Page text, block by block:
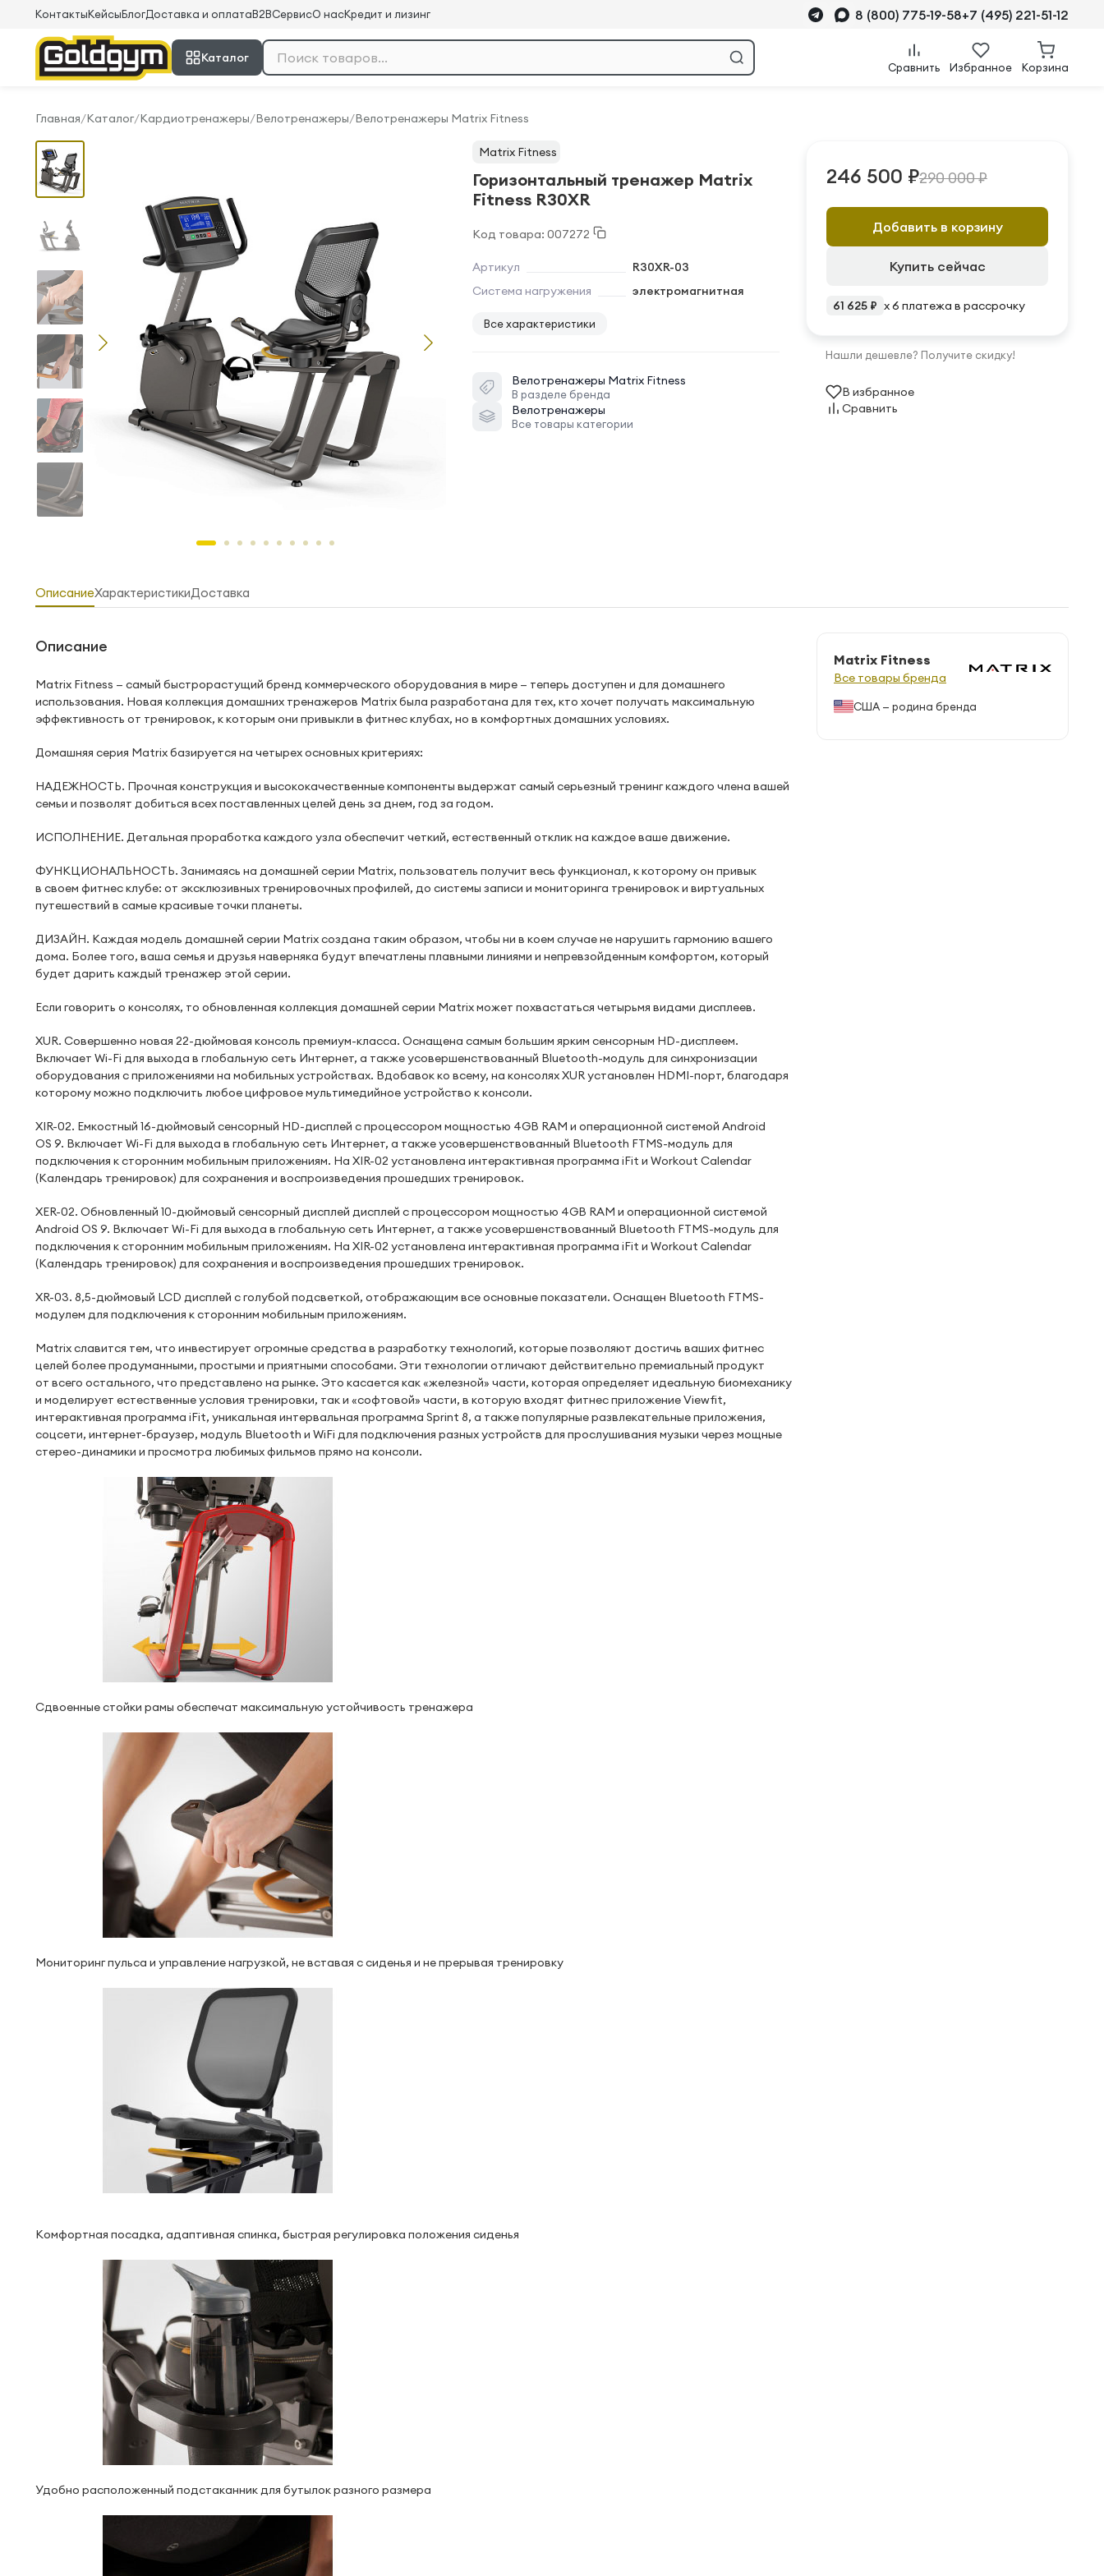
КонтактыКейсыБлогДоставка и оплатаB2BСервисО насКредит и лизинг 8 (800) 775-19-58+7 (495) 221-51-12
Каталог
Сравнить Избранное Корзина
Главная/Каталог/Кардиотренажеры/Велотренажеры/Велотренажеры Matrix Fitness
Matrix Fitness
Горизонтальный тренажер Matrix
Fitness R30XR
Код товара: 007272
Артикул
R30XR-03
Система нагружения
электромагнитная
Все характеристики
Велотренажеры Matrix Fitness
В разделе бренда
Велотренажеры
Все товары категории
246 500 ₽290 000 ₽
Добавить в корзину
Купить сейчас
61 625 ₽ x 6 платежа в рассрочку
Нашли дешевле? Получите скидку!
В избранное
Сравнить
ОписаниеХарактеристикиДоставка
Описание
Matrix Fitness — самый быстрорастущий бренд коммерческого оборудования в мире — теперь доступен и для домашнего
использования. Новая коллекция домашних тренажеров Matrix была разработана для тех, кто хочет получать максимальную
эффективность от тренировок, к которым они привыкли в фитнес клубах, но в комфортных домашних условиях.
Домашняя серия Matrix базируется на четырех основных критериях:
НАДЕЖНОСТЬ. Прочная конструкция и высококачественные компоненты выдержат самый серьезный тренинг каждого члена вашей
семьи и позволят добиться всех поставленных целей день за днем, год за годом.
ИСПОЛНЕНИЕ. Детальная проработка каждого узла обеспечит четкий, естественный отклик на каждое ваше движение.
ФУНКЦИОНАЛЬНОСТЬ. Занимаясь на домашней серии Matrix, пользователь получит весь функционал, к которому он привык
в своем фитнес клубе: от эксклюзивных тренировочных профилей, до системы записи и мониторинга тренировок и виртуальных
путешествий в самые красивые точки планеты.
ДИЗАЙН. Каждая модель домашней серии Matrix создана таким образом, чтобы ни в коем случае не нарушить гармонию вашего
дома. Более того, ваша семья и друзья наверняка будут впечатлены плавными линиями и непревзойденным комфортом, который
будет дарить каждый тренажер этой серии.
Если говорить о консолях, то обновленная коллекция домашней серии Matrix может похвастаться четырьмя видами дисплеев.
XUR. Совершенно новая 22-дюймовая консоль премиум-класса. Оснащена самым большим ярким сенсорным HD-дисплеем.
Включает Wi-Fi для выхода в глобальную сеть Интернет, а также усовершенствованный Bluetooth-модуль для синхронизации
оборудования с приложениями на мобильных устройствах. Вдобавок ко всему, на консолях XUR установлен HDMI-порт, благодаря
которому можно подключить любое цифровое мультимедийное устройство к консоли.
XIR-02. Емкостный 16-дюймовый сенсорный HD-дисплей с процессором мощностью 4GB RAM и операционной системой Android
OS 9. Включает Wi-Fi для выхода в глобальную сеть Интернет, а также усовершенствованный Bluetooth FTMS-модуль для
подключения к сторонним мобильным приложениям. На XIR-02 установлена интерактивная программа iFit и Workout Calendar
(Календарь тренировок) для сохранения и воспроизведения прошедших тренировок.
XER-02. Обновленный 10-дюймовый сенсорный дисплей дисплей с процессором мощностью 4GB RAM и операционной системой
Android OS 9. Включает Wi-Fi для выхода в глобальную сеть Интернет, а также усовершенствованный Bluetooth FTMS-модуль для
подключения к сторонним мобильным приложениям. На XIR-02 установлена интерактивная программа iFit и Workout Calendar
(Календарь тренировок) для сохранения и воспроизведения прошедших тренировок.
XR-03. 8,5-дюймовый LCD дисплей с голубой подсветкой, отображающим все основные показатели. Оснащен Bluetooth FTMS-
модулем для подключения к сторонним мобильным приложениям.
Matrix славится тем, что инвестирует огромные средства в разработку технологий, которые позволяют достичь ваших фитнес
целей более продуманными, простыми и приятными способами. Эти технологии отличают действительно премиальный продукт
от всего остального, что представлено на рынке. Это касается как «железной» части, которая определяет идеальную биомеханику
и моделирует естественные условия тренировки, так и «софтовой» части, в которую входят фитнес приложение Viewfit,
интерактивная программа iFit, уникальная интервальная программа Sprint 8, а также популярные развлекательные приложения,
соцсети, интернет-браузер, модуль Bluetooth и WiFi для подключения разных устройств для прослушивания музыки через мощные
стерео-динамики и просмотра любимых фильмов прямо на консоли.
Сдвоенные стойки рамы обеспечат максимальную устойчивость тренажера
Мониторинг пульса и управление нагрузкой, не вставая с сиденья и не прерывая тренировку
Комфортная посадка, адаптивная спинка, быстрая регулировка положения сиденья
Удобно расположенный подстаканник для бутылок разного размера
Matrix Fitness
Все товары бренда
США — родина бренда